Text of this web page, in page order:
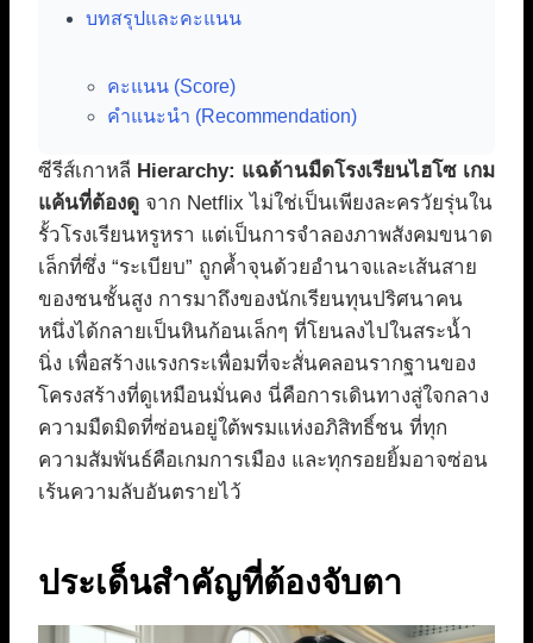
บทสรุปและคะแนน
คะแนน (Score)
คำแนะนำ (Recommendation)
ซีรีส์เกาหลี Hierarchy: แฉด้านมืดโรงเรียนไฮโซ เกม
แค้นที่ต้องดู จาก Netflix ไม่ใช่เป็นเพียงละครวัยรุ่นใน
รั้วโรงเรียนหรูหรา แต่เป็นการจำลองภาพสังคมขนาด
เล็กที่ซึ่ง “ระเบียบ” ถูกค้ำจุนด้วยอำนาจและเส้นสาย
ของชนชั้นสูง การมาถึงของนักเรียนทุนปริศนาคน
หนึ่งได้กลายเป็นหินก้อนเล็กๆ ที่โยนลงไปในสระน้ำ
นิ่ง เพื่อสร้างแรงกระเพื่อมที่จะสั่นคลอนรากฐานของ
โครงสร้างที่ดูเหมือนมั่นคง นี่คือการเดินทางสู่ใจกลาง
ความมืดมิดที่ซ่อนอยู่ใต้พรมแห่งอภิสิทธิ์ชน ที่ทุก
ความสัมพันธ์คือเกมการเมือง และทุกรอยยิ้มอาจซ่อน
เร้นความลับอันตรายไว้
ประเด็นสำคัญที่ต้องจับตา